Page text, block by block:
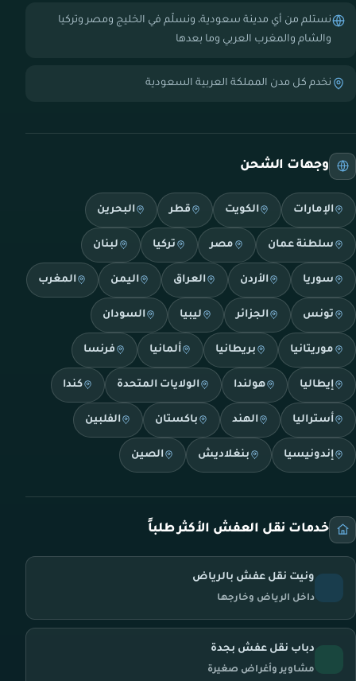
نستلم من أي مدينة سعودية، ونسلّم في الخليج ومصر وتركيا
والشام والمغرب العربي وما بعدها
نخدم كل مدن المملكة العربية السعودية
وجهات الشحن
الإمارات الكويت قطر البحرين
سلطنة عمان مصر تركيا لبنان
سوريا الأردن العراق اليمن المغرب
تونس الجزائر ليبيا السودان
موريتانيا بريطانيا ألمانيا فرنسا
إيطاليا هولندا الولايات المتحدة كندا
أستراليا الهند باكستان الفلبين
إندونيسيا بنغلاديش الصين
خدمات نقل العفش الأكثر طلباً
ونيت نقل عفش بالرياض
داخل الرياض وخارجها
دباب نقل عفش بجدة
مشاوير وأغراض صغيرة